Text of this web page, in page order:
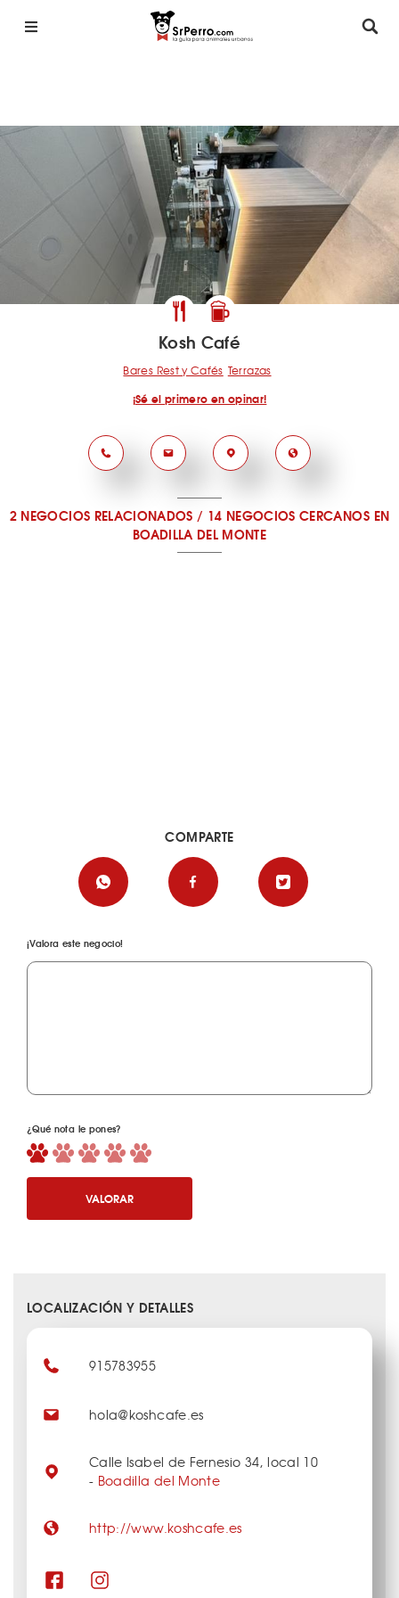
Kosh Café
Bares Rest y Cafés Terrazas
¡Sé el primero en opinar!
2 NEGOCIOS RELACIONADOS / 14 NEGOCIOS CERCANOS EN
BOADILLA DEL MONTE
¡Valora este negocio!
¿Qué nota le pones?
VALORAR
COMPARTE
LOCALIZACIÓN Y DETALLES
915783955
hola@koshcafe.es
Calle Isabel de Fernesio 34, local 10
- Boadilla del Monte
http://www.koshcafe.es